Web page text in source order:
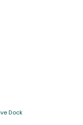
Dock